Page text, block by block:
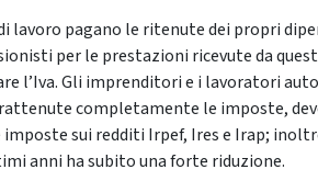
lavoro pagano le ritenute dei propri
per le prestazioni ricevute da
l’Iva. Gli imprenditori e i lavoratori
completamente le imposte,
imposte sui redditi Irpef, Ires e Irap;
anni ha subito una forte riduzione.